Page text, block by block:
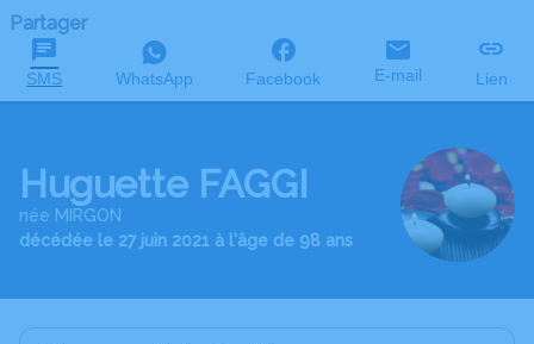
Partager
SMS WhatsApp Facebook E-mail Lien
Huguette FAGGI
née MIRGON
décédée le 27 juin 2021 à l'âge de 98 ans